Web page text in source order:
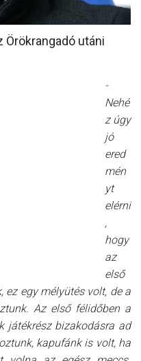
utáni
-
Nehé
z úgy
jó
ered
mén
yt
elérni
,
hogy
az
első
egy mélyütés volt, de a
Az első félidőben a
játékrész bizakodásra ad
kapufánk is volt, ha